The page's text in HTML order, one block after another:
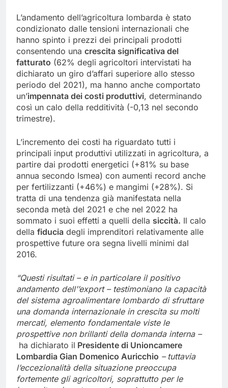
L’andamento dell’agricoltura lombarda è stato
condizionato dalle tensioni internazionali che
hanno spinto i prezzi dei principali prodotti
consentendo una crescita significativa del
fatturato (62% degli agricoltori intervistati ha
dichiarato un giro d’affari superiore allo stesso
periodo del 2021), ma hanno anche comportato
un’impennata dei costi produttivi, determinando
così un calo della redditività (-0,13 nel secondo
trimestre).
L’incremento dei costi ha riguardato tutti i
principali input produttivi utilizzati in agricoltura, a
partire dai prodotti energetici (+81% su base
annua secondo Ismea) con aumenti record anche
per fertilizzanti (+46%) e mangimi (+28%). Si
tratta di una tendenza già manifestata nella
seconda metà del 2021 e che nel 2022 ha
sommato i suoi effetti a quelli della siccità. Il calo
della fiducia degli imprenditori relativamente alle
prospettive future ora segna livelli minimi dal
2016.
“Questi risultati – e in particolare il positivo
andamento dell’’export – testimoniano la capacità
del sistema agroalimentare lombardo di sfruttare
una domanda internazionale in crescita su molti
mercati, elemento fondamentale viste le
prospettive non brillanti della domanda interna –
ha dichiarato il Presidente di Unioncamere
Lombardia Gian Domenico Auricchio – tuttavia
l’eccezionalità della situazione preoccupa
fortemente gli agricoltori, soprattutto per le